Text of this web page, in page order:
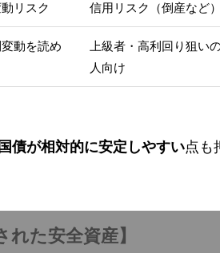
リスク 信用リスク（倒産など）
動を読め
上級者・高利回り狙い
人向け
債が相対的に安定しやすい点も
た安全資産】